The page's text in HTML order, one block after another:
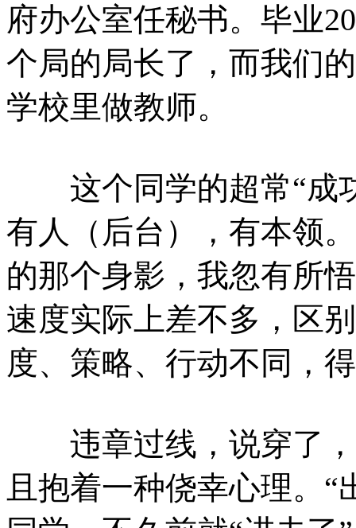
府办公室任秘书。毕业
个局的局长了，而我们
学校里做教师。
这个同学的超常“成
有人（后台），有本领
的那个身影，我忽有所
速度实际上差不多，区
度、策略、行动不同，
违章过线，说穿了，
且抱着一种侥幸心理。